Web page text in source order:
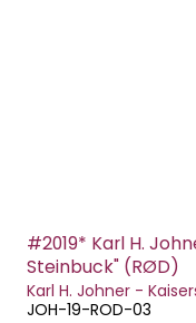
#2019* Karl H.
Steinbuck" (RØD)
Karl H. Johner -
JOH-19-ROD-03